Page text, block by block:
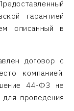
гарантией
описанный в
договор с
компанией.
44-ФЗ не
проведения